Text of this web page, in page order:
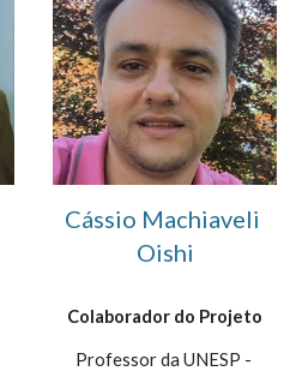
Cássio Machiaveli
Oishi
Colaborador do Projeto
Professor da UNESP -